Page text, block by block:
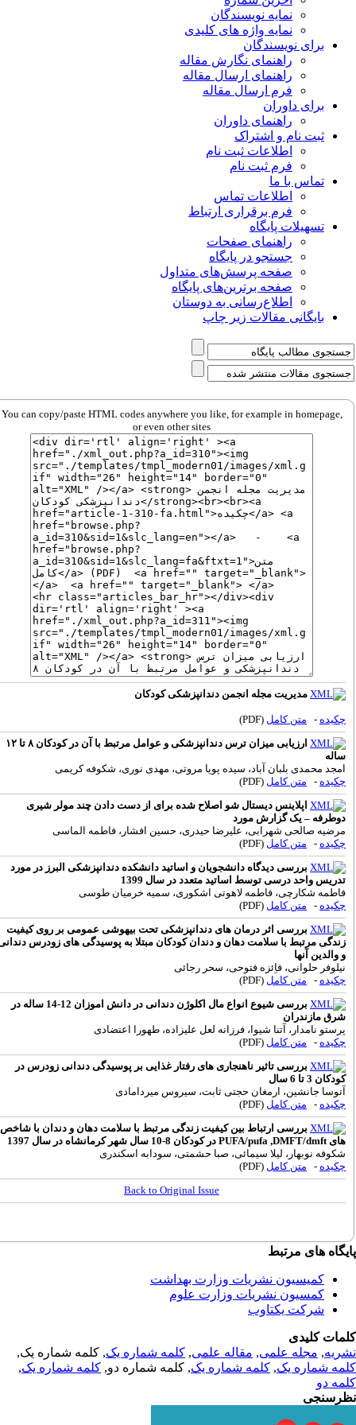
نمایه نویسندگان
نمایه واژه های کلیدی
برای نویسندگان
راهنمای نگارش مقاله
راهنمای ارسال مقاله
فرم ارسال مقاله
برای داوران
راهنمای داوران
ثبت نام و اشتراک
اطلاعات ثبت نام
فرم ثبت نام
تماس با ما
اطلاعات تماس
فرم برقراری ارتباط
تسهیلات پایگاه
راهنمای صفحات
جستجو در پایگاه
صفحه پرسش‌های متداول
صفحه برترین‌های پایگاه
اطلاع‌رسانی به دوستان
بایگانی مقالات زیر چاپ
You can copy/paste HTML codes anywhere you like, for example in homepage,
or even other sites
مدیریت مجله انجمن دندانپزشکی کودکان
چکیده - متن کامل(PDF)
ارزیابی میزان ترس دندانپزشکی و عوامل مرتبط با آن در کودکان ۸ تا ۱۲
ساله
امجد محمدی بلبان آباد، سیده پویا مروتی، مهدی نوری، شکوفه کریمی
چکیده - متن کامل(PDF)
اپلاینس دیستال شو اصلاح شده برای از دست دادن چند مولر شیری
دوطرفه – یک گزارش مورد
مرضیه صالحی شهرابی، علیرضا حیدری، حسین افشار، فاطمه الماسی
چکیده - متن کامل(PDF)
بررسی دیدگاه دانشجویان و اساتید دانشکده دندانپزشکی البرز در مورد
تدریس واحد درسی توسط اساتید متعدد در سال 1399
فاطمه شکارچی، فاطمه لاهوتی اشکوری، سمیه خرمیان طوسی
چکیده - متن کامل(PDF)
بررسی اثر درمان های دندانپزشکی تحت بیهوشی عمومی بر روی کیفیت
زندگی مرتبط با سلامت دهان و دندان کودکان مبتلا به پوسیدگی های زودرس دندانی
و والدین آنها
نیلوفر حلوانی، فاِئزه فتوحی، سحر رجائی
چکیده - متن کامل(PDF)
بررسی شیوع انواع مال اکلوژن دندانی در دانش اموزان 12-14 ساله در
شرق مازندران
پرستو نامدار، آتنا شیوا، فرزانه لعل علیزاده، طهورا اعتضادی
چکیده - متن کامل(PDF)
بررسی تاثیر ناهنجاری های رفتار غذایی بر پوسیدگی دندانی زودرس در
کودکان 3 تا 6 سال
آتوسا جانشین، ارمغان حجتی ثابت، سیروس میردامادی
چکیده - متن کامل(PDF)
بررسی ارتباط بین کیفیت زندگی مرتبط با سلامت دهان و دندان با شاخص
های PUFA/pufa ,DMFT/dmft در کودکان 8-10 سال شهر کرمانشاه در سال 1397
شکوفه نوبهار، لیلا سیمائی، صبا حشمتی، سودابه اسکندری
چکیده - متن کامل(PDF)
Back to Original Issue
های مرتبط
کمیسیون نشریات وزارت بهداشت
کمسیون نشریات وزارت علوم
شرکت یکتاوب
کلیدی
,مجله علمی, مقاله علمی, کلمه شماره یک, کلمه شماره یک,
شماره یک,کلمه شماره یک, کلمه شماره دو,کلمه شماره یک,
دو